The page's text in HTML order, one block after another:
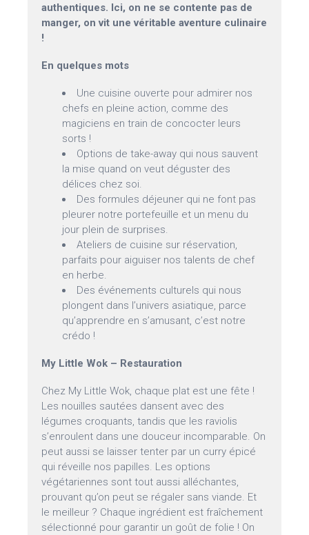
authentiques. Ici, on ne se contente pas de
manger, on vit une véritable aventure culinaire
!
En quelques mots
Une cuisine ouverte pour admirer nos
chefs en pleine action, comme des
magiciens en train de concocter leurs
sorts !
Options de take-away qui nous sauvent
la mise quand on veut déguster des
délices chez soi.
Des formules déjeuner qui ne font pas
pleurer notre portefeuille et un menu du
jour plein de surprises.
Ateliers de cuisine sur réservation,
parfaits pour aiguiser nos talents de chef
en herbe.
Des événements culturels qui nous
plongent dans l’univers asiatique, parce
qu’apprendre en s’amusant, c’est notre
crédo !
My Little Wok – Restauration
Chez My Little Wok, chaque plat est une fête !
Les nouilles sautées dansent avec des
légumes croquants, tandis que les raviolis
s’enroulent dans une douceur incomparable. On
peut aussi se laisser tenter par un curry épicé
qui réveille nos papilles. Les options
végétariennes sont tout aussi alléchantes,
prouvant qu’on peut se régaler sans viande. Et
le meilleur ? Chaque ingrédient est fraîchement
sélectionné pour garantir un goût de folie ! On